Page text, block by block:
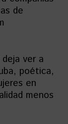
de
ver a
poética,
en
menos